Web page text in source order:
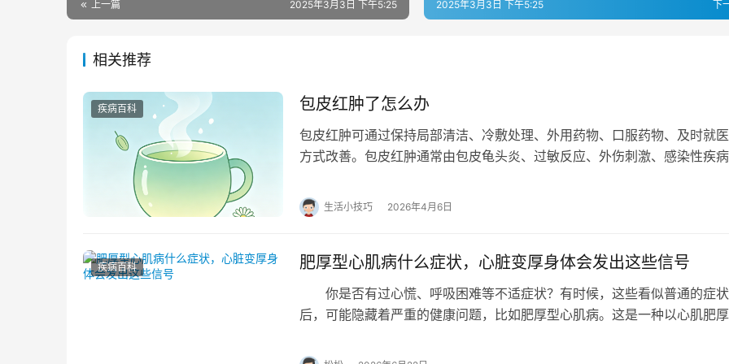
上一篇 2025年3月3日 下午5:25 下
2025年3月3日 下午5:25
相关推荐
疾病百科 包皮红肿了怎么办
包皮红肿可通过保持局部清洁、冷敷处理、外用药物、口服药物、及时就
方式改善。包皮红肿通常由包皮龟头炎、过敏反应、外伤刺激、感染性疾病
生活小技巧 2026年4月6日
疾病百科 肥厚型心肌病什么症状，心脏变厚身体会发出这些信号
你是否有过心慌、呼吸困难等不适症状？有时候，这些看似普通的症
后，可能隐藏着严重的健康问题，比如肥厚型心肌病。这是一种以心肌肥厚